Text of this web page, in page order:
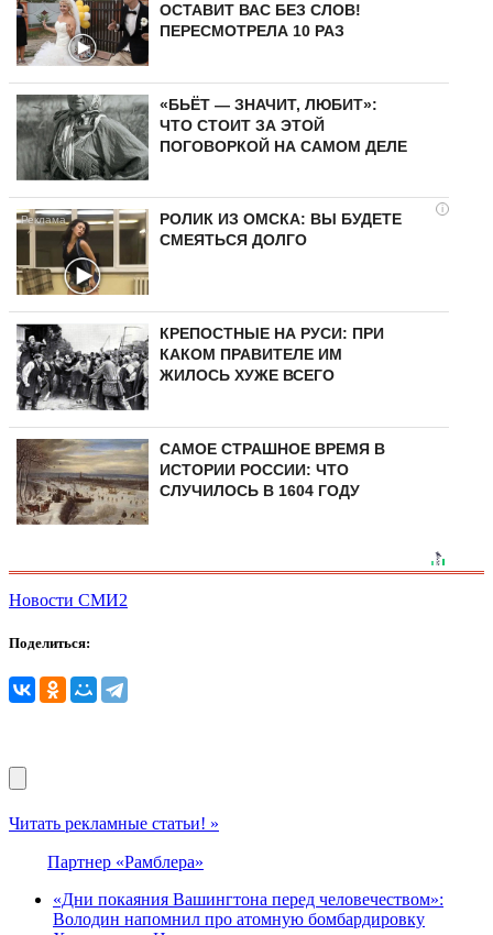
ОСТАВИТ ВАС БЕЗ СЛОВ!
ПЕРЕСМОТРЕЛА 10 РАЗ
«БЬЁТ — ЗНАЧИТ, ЛЮБИТ»:
ЧТО СТОИТ ЗА ЭТОЙ
ПОГОВОРКОЙ НА САМОМ ДЕЛЕ
i
РОЛИК ИЗ ОМСКА: ВЫ БУДЕТЕ
СМЕЯТЬСЯ ДОЛГО
КРЕПОСТНЫЕ НА РУСИ: ПРИ
КАКОМ ПРАВИТЕЛЕ ИМ
ЖИЛОСЬ ХУЖЕ ВСЕГО
САМОЕ СТРАШНОЕ ВРЕМЯ В
ИСТОРИИ РОССИИ: ЧТО
СЛУЧИЛОСЬ В 1604 ГОДУ
Новости СМИ2
Поделиться:
Читать рекламные статьи! »
Партнер «Рамблера»
«Дни покаяния Вашингтона перед человечеством»:
Володин напомнил про атомную бомбардировку